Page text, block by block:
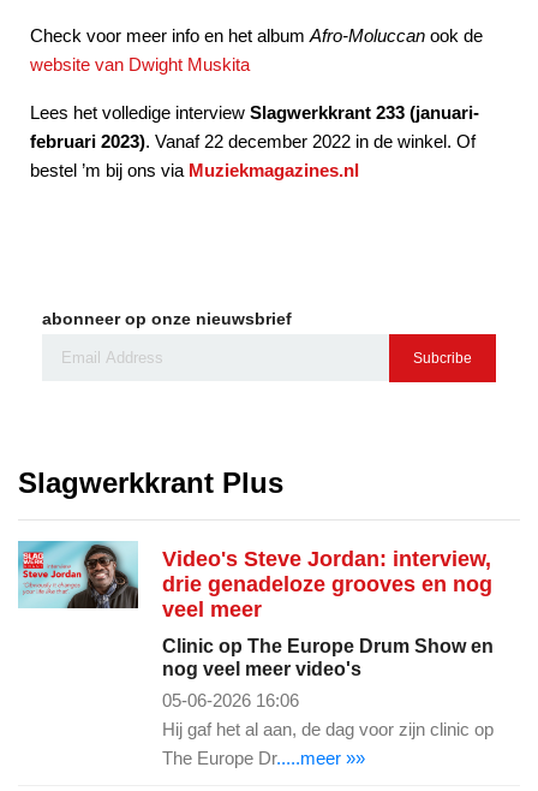
Check voor meer info en het album Afro-Moluccan ook de
website van Dwight Muskita
Lees het volledige interview Slagwerkkrant 233 (januari-
februari 2023). Vanaf 22 december 2022 in de winkel. Of
bestel ’m bij ons via Muziekmagazines.nl
abonneer op onze nieuwsbrief
Subcribe
Slagwerkkrant Plus
Video's Steve Jordan: interview,
drie genadeloze grooves en nog
veel meer
Clinic op The Europe Drum Show en
nog veel meer video's
05-06-2026 16:06
Hij gaf het al aan, de dag voor zijn clinic op
The Europe Dr.....meer »»